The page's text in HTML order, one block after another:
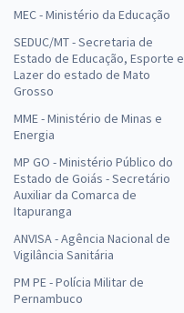
MEC - Ministério da Educação
SEDUC/MT - Secretaria de
Estado de Educação, Esporte e
Lazer do estado de Mato
Grosso
MME - Ministério de Minas e
Energia
MP GO - Ministério Público do
Estado de Goiás - Secretário
Auxiliar da Comarca de
Itapuranga
ANVISA - Agência Nacional de
Vigilância Sanitária
PM PE - Polícia Militar de
Pernambuco